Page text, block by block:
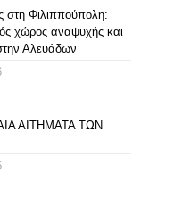
στη Φιλιππούπολη:
χώρος αναψυχής και
Αλευάδων
ΑΙΤΗΜΑΤΑ ΤΩΝ